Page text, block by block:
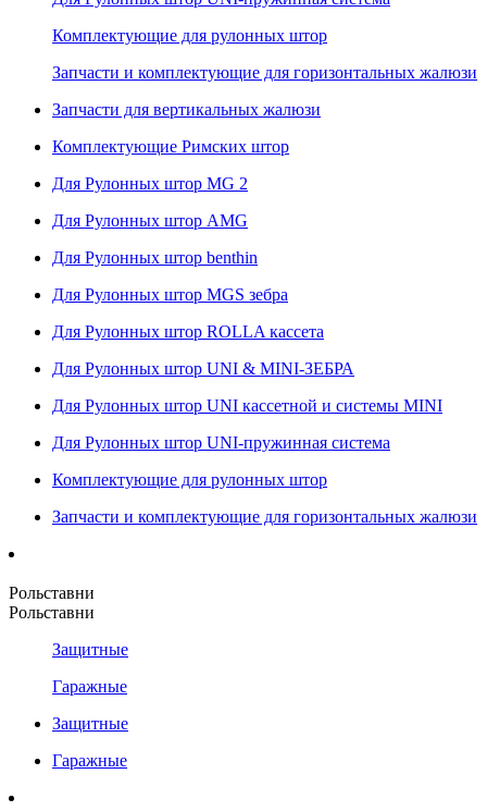
Комплектующие для рулонных штор
Запчасти и комплектующие для горизонтальных жалюзи
Запчасти для вертикальных жалюзи
Комплектующие Римских штор
Для Рулонных штор MG 2
Для Рулонных штор AMG
Для Рулонных штор benthin
Для Рулонных штор MGS зебра
Для Рулонных штор ROLLA кассета
Для Рулонных штор UNI & MINI-ЗЕБРА
Для Рулонных штор UNI кассетной и системы MINI
Для Рулонных штор UNI-пружинная система
Комплектующие для рулонных штор
Запчасти и комплектующие для горизонтальных жалюзи
Рольставни
Рольставни
Защитные
Гаражные
Защитные
Гаражные